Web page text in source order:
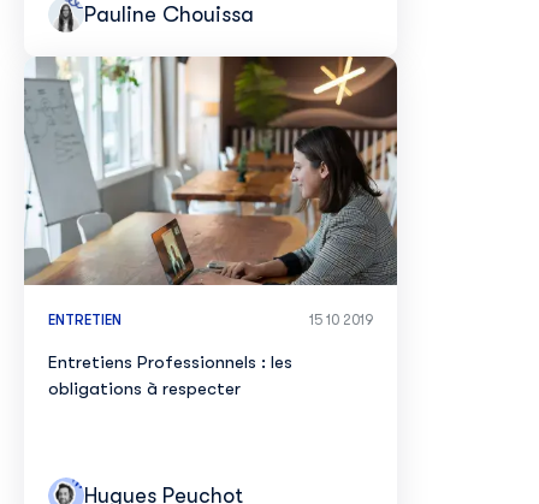
Pauline Chouissa
ENTRETIEN 15 10 2019
Entretiens Professionnels : les
obligations à respecter
Hugues Peuchot